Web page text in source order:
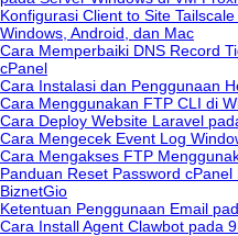
Konfigurasi Client to Site
Windows, Android, dan Mac
Cara Memperbaiki DNS Record
cPanel
Cara Instalasi dan Penggunaan
Cara Menggunakan FTP CLI di
Cara Deploy Website Laravel
Cara Mengecek Event Log
Cara Mengakses FTP
Panduan Reset Password
BiznetGio
Ketentuan Penggunaan Email
Cara Install Agent Clawbot pada